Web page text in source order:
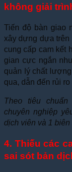
không giải
Tiến độ bàn giao
xây dựng dựa
cung cấp cam kết
gian cực ngắn
quản lý chất
qua, dẫn đến rủi
Theo tiêu chuẩn
chuyên nghiệp
dịch viên và 1 biên
4. Thiếu các
sai sót bản